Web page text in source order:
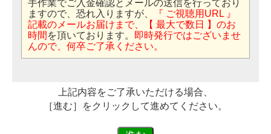
手作業でご入金確認とメールの送信を行っており
ますので、恐れ入りますが、
『 ご視聴用URL 』
記載のメールお届けまで、【 最大で数日 】のお
時間 を頂いております。
即時発行ではございませ
んので、何卒ご了承ください。
上記内容をご了承いただける場合、
［進む］をクリックして進めてください。